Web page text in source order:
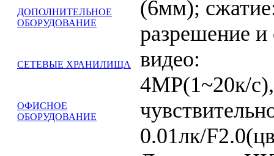
ДОПОЛНИТЕЛЬНОЕ
ОБОРУДОВАНИЕ
СЕТЕВЫЕ ХРАНИЛИЩА
ОФИСНОЕ
ОБОРУДОВАНИЕ
(6мм);
разрешение и
видео:
4MP(1~20к/
0.01лк/